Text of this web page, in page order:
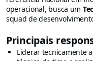
operacional, busca um
squad de
Principais
Liderar tecnicamente